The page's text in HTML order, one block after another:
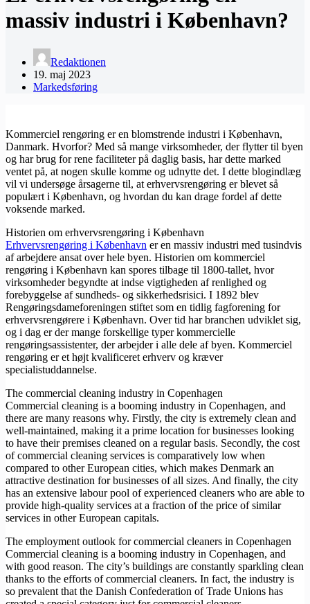
massiv industri i København?
Redaktionen
19. maj 2023
Markedsføring
Kommerciel rengøring er en blomstrende industri i København,
Danmark. Hvorfor? Med så mange virksomheder, der flytter til byen
og har brug for rene faciliteter på daglig basis, har dette marked
ventet på, at nogen skulle komme og udnytte det. I dette blogindlæg
vil vi undersøge årsagerne til, at erhvervsrengøring er blevet så
populært i København, og hvordan du kan drage fordel af dette
voksende marked.
Historien om erhvervsrengøring i København
Erhvervsrengøring i København er en massiv industri med tusindvis
af arbejdere ansat over hele byen. Historien om kommerciel
rengøring i København kan spores tilbage til 1800-tallet, hvor
virksomheder begyndte at indse vigtigheden af ​​renlighed og
forebyggelse af sundheds- og sikkerhedsrisici. I 1892 blev
Rengøringsdameforeningen stiftet som en tidlig fagforening for
erhvervsrengørere i København. Over tid har branchen udviklet sig,
og i dag er der mange forskellige typer kommercielle
rengøringsassistenter, der arbejder i alle dele af byen. Kommerciel
rengøring er et højt kvalificeret erhverv og kræver
specialistuddannelse.
The commercial cleaning industry in Copenhagen
Commercial cleaning is a booming industry in Copenhagen, and
there are many reasons why. Firstly, the city is extremely clean and
well-maintained, making it a prime location for businesses looking
to have their premises cleaned on a regular basis. Secondly, the cost
of commercial cleaning services is comparatively low when
compared to other European cities, which makes Denmark an
attractive destination for businesses of all sizes. And finally, the city
has an extensive labour pool of experienced cleaners who are able to
provide high-quality services at a fraction of the price of similar
services in other European capitals.
The employment outlook for commercial cleaners in Copenhagen
Commercial cleaning is a booming industry in Copenhagen, and
with good reason. The city’s buildings are constantly sparkling clean
thanks to the efforts of commercial cleaners. In fact, the industry is
so prevalent that the Danish Confederation of Trade Unions has